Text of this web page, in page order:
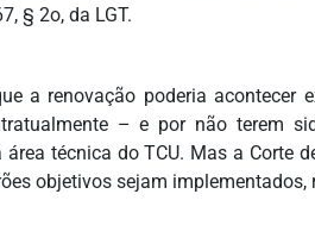
§ 2o, da LGT.
a renovação poderia acontecer
– e por não terem
técnica do TCU. Mas a Corte
objetivos sejam implementados,